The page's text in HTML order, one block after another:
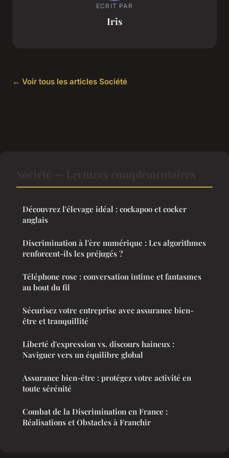
ECRIT PAR
Iris
← Voir tous les articles Société
Découvrez l'élevage idéal : cockapoo et cocker
anglais
Discrimination à l'ère numérique : Les algorithmes
renforcent-ils les préjugés ?
Téléphone rose : conversation intime et fantasmes
au bout du fil
Sécurisez votre entreprise avec assurance bien-
être et tranquillité
Liberté d'expression vs. discours haineux :
Naviguer vers un équilibre global
Assurance bien-être : protégez votre activité en
toute sérénité
Combat de la Discrimination en France :
Réalisations et Obstacles à Franchir